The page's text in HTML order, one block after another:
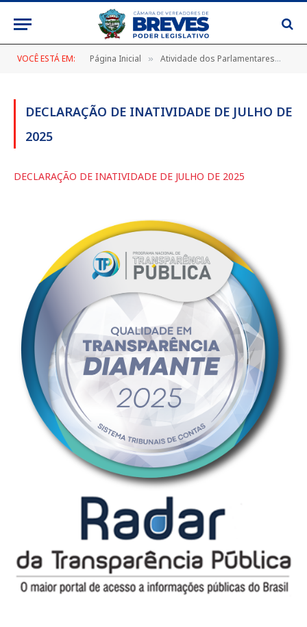
VOCÊ ESTÁ EM: Página Inicial » Atividade dos Parlamentares
DECLARAÇÃO DE INATIVIDADE DE JULHO DE
2025
DECLARAÇÃO DE INATIVIDADE DE JULHO DE 2025